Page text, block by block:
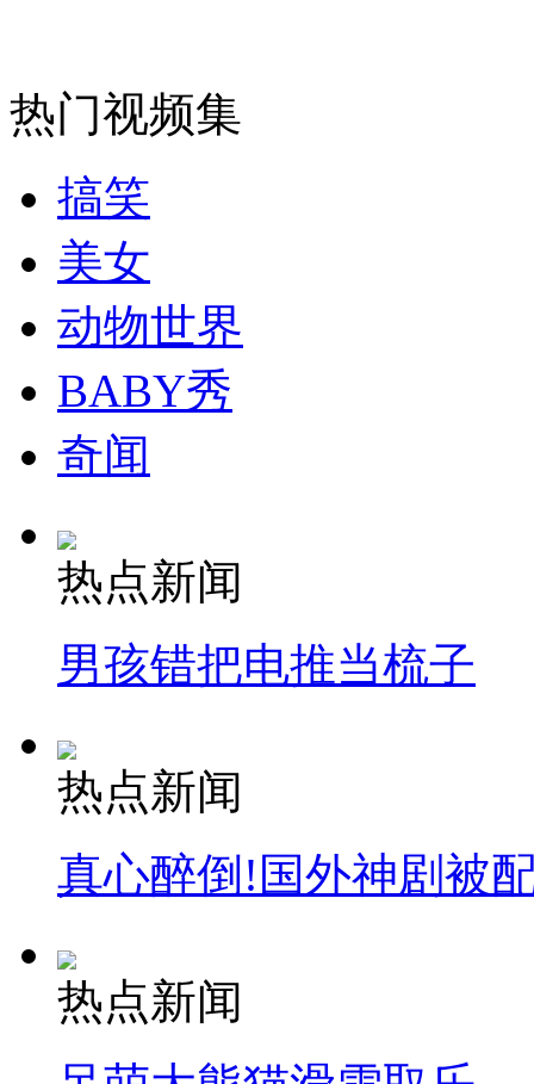
外交部：反对强权政治霸凌主义
外交部：有关国家言论片面不公正
纽约上演“枕头大战”
热门视频集
搞笑
美女
动物世界
BABY秀
奇闻
热点新闻
男孩错把电推当梳子
热点新闻
真心醉倒!国外神剧被
热点新闻